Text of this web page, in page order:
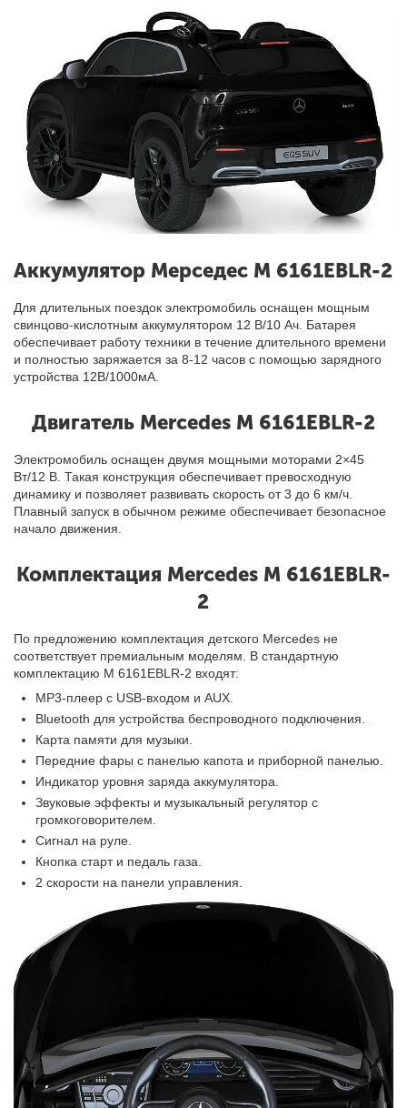
Аккумулятор Мерседес М 6161EBLR-2
Для длительных поездок электромобиль оснащен мощным
свинцово-кислотным аккумулятором 12 В/10 Ач. Батарея
обеспечивает работу техники в течение длительного времени
и полностью заряжается за 8-12 часов с помощью зарядного
устройства 12В/1000мА.
Двигатель Mercedes M 6161EBLR-2
Электромобиль оснащен двумя мощными моторами 2×45
Вт/12 В. Такая конструкция обеспечивает превосходную
динамику и позволяет развивать скорость от 3 до 6 км/ч.
Плавный запуск в обычном режиме обеспечивает безопасное
начало движения.
Комплектация Mercedes M 6161EBLR-
2
По предложению комплектация детского Mercedes не
соответствует премиальным моделям. В стандартную
комплектацию М 6161EBLR-2 входят:
MP3-плеер с USB-входом и AUX.
Bluetooth для устройства беспроводного подключения.
Карта памяти для музыки.
Передние фары с панелью капота и приборной панелью.
Индикатор уровня заряда аккумулятора.
Звуковые эффекты и музыкальный регулятор с
громкоговорителем.
Сигнал на руле.
Кнопка старт и педаль газа.
2 скорости на панели управления.